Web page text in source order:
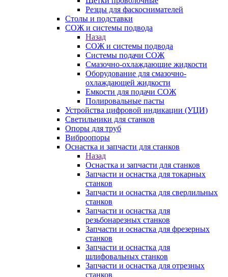
Резцы для фаскоснимателей
Столы и подставки
СОЖ и системы подвода
Назад
СОЖ и системы подвода
Системы подачи СОЖ
Смазочно-охлаждающие жидкости
Оборудование для смазочно-
охлаждающей жидкости
Емкости для подачи СОЖ
Полировальные пасты
Устройства цифровой индикации (УЦИ)
Светильники для станков
Опоры для труб
Виброопоры
Оснастка и запчасти для станков
Назад
Оснастка и запчасти для станков
Запчасти и оснастка для токарных
станков
Запчасти и оснастка для сверлильных
станков
Запчасти и оснастка для
резьбонарезных станков
Запчасти и оснастка для фрезерных
станков
Запчасти и оснастка для
шлифовальных станков
Запчасти и оснастка для отрезных
станков